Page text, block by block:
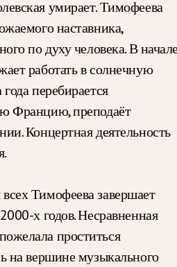
умирает. Тимофеева
наставника,
по духу человека. В
работать в солнечную
перебирается
Францию, преподаёт
Концертная деятельность
Тимофеева завершает
х годов. Несравненная
проститься
на вершине музыкального